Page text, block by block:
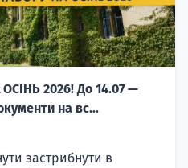
2026! До 14.07 —
на вс...
застрибнути в